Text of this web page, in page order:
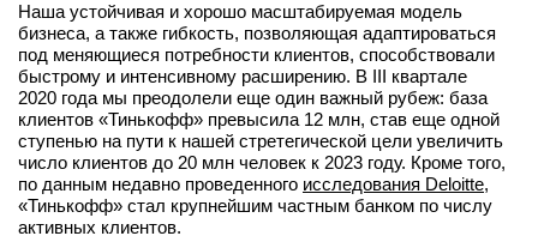
Наша устойчивая и хорошо масштабируемая модель
бизнеса, а также гибкость, позволяющая адаптироваться
под меняющиеся потребности клиентов, способствовали
быстрому и интенсивному расширению. В III квартале
2020 года мы преодолели еще один важный рубеж: база
клиентов «Тинькофф» превысила 12 млн, став еще одной
ступенью на пути к нашей стретегической цели увеличить
число клиентов до 20 млн человек к 2023 году. Кроме того,
по данным недавно проведенного исследования Deloitte,
«Тинькофф» стал крупнейшим частным банком по числу
активных клиентов.